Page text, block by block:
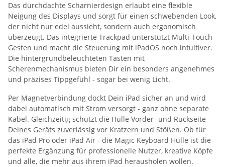
Das durchdachte Scharnierdesign erlaubt eine flexible
Neigung des Displays und sorgt für einen schwebenden Look,
der nicht nur edel aussieht, sondern auch ergonomisch
überzeugt. Das integrierte Trackpad unterstützt Multi-Touch-
Gesten und macht die Steuerung mit iPadOS noch intuitiver.
Die hintergrundbeleuchteten Tasten mit
Scherenmechanismus bieten Dir ein besonders angenehmes
und präzises Tippgefühl - sogar bei wenig Licht.
Per Magnetverbindung dockt Dein iPad sicher an und wird
dabei automatisch mit Strom versorgt - ganz ohne separate
Kabel. Gleichzeitig schützt die Hülle Vorder- und Rückseite
Deines Geräts zuverlässig vor Kratzern und Stößen. Ob für
das iPad Pro oder iPad Air - die Magic Keyboard Hülle ist die
perfekte Ergänzung für professionelle Nutzer, kreative Köpfe
und alle, die mehr aus ihrem iPad herausholen wollen.